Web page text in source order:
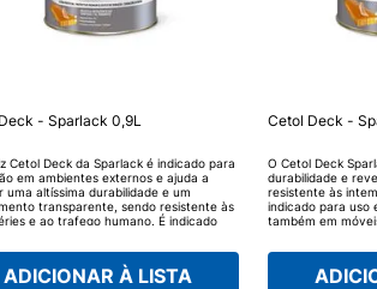
- Sparlack 0,9L
Cetol Deck da Sparlack é indicado para
em ambientes externos e ajuda a
uma altíssima durabilidade e um
transparente, sendo resistente às
e ao trafego humano. É indicado
de jardim, mantendo sua madeira
ADICIONAR À LISTA
Cetol Deck -
O Cetol Deck
durabilidade e
resistente às
indicado para uso
também em